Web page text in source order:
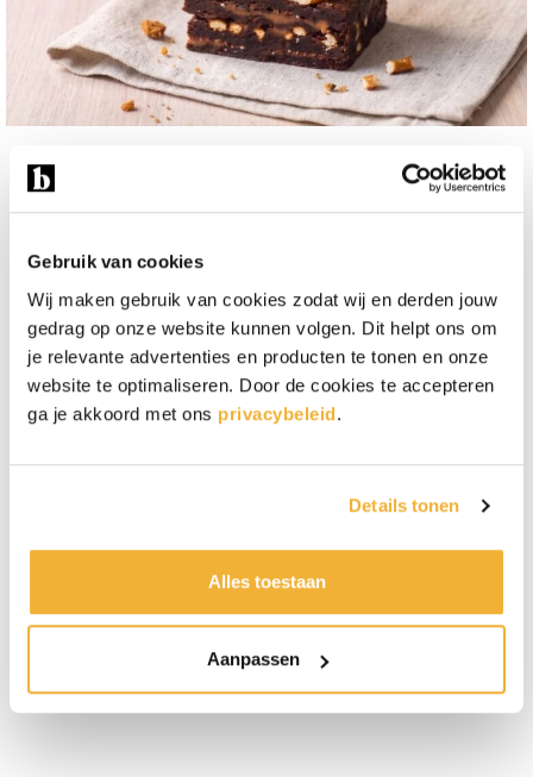
Gebruik van cookies
Wij maken gebruik van cookies zodat wij en derden jouw
gedrag op onze website kunnen volgen. Dit helpt ons om
je relevante advertenties en producten te tonen en onze
website te optimaliseren. Door de cookies te accepteren
ga je akkoord met ons privacybeleid.
Details tonen
Alles toestaan
Aanpassen
Wanneer stuur je brownies door
de brievenbus?
Je kunt brievenbus brownies sturen op elk moment
waarop je aan iemand denkt. Dit kan voor een
bepaalde gelegenheid zijn, maar je kunt ook zomaar
iemand verrassen. Populaire momenten zijn:
Een verjaardag
Beterschap of sterkte
ligt, voelt het extra persoonlijk. Ontdek alle
gelegenhedenen stuur jouw brownie cadeau via de
brievenbus. Liever een compleet brievenbuscadeau?